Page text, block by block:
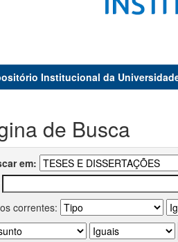
Institucional da
de Busca
em:
correntes: